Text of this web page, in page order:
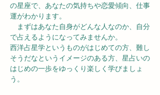
の星座で、あなたの気持ちや恋愛傾向、仕事
運がわかります。
まずはあなた自身がどんな人なのか、自分
で占えるようになってみませんか。
西洋占星学というものがはじめての方、難し
そうだなというイメージのある方、星占いの
はじめの一歩をゆっくり楽しく学びましょ
う。